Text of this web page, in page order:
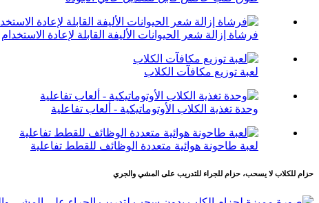
فرشاة إزالة شعر الحيوانات الأليفة القابلة لإعادة الاستخدام
لعبة توزيع مكافآت الكلاب
وحدة تغذية الكلاب الأوتوماتيكية - ألعاب تفاعلية
لعبة طاحونة هوائية متعددة الوظائف للقطط تفاعلية
حزام للكلاب لا يسحب، حزام للجراء للتدريب على المشي والجري